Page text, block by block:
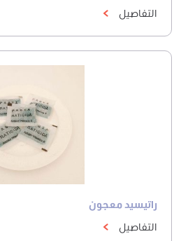
التفاصيل
راتيسيد معجون
التفاصيل